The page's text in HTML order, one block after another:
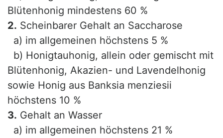
Blütenhonig mindestens 60 %
2. Scheinbarer Gehalt an Saccharose
a) im allgemeinen höchstens 5 %
b) Honigtauhonig, allein oder gemischt mit
Blütenhonig, Akazien- und Lavendelhonig
sowie Honig aus Banksia menziesii
höchstens 10 %
3. Gehalt an Wasser
a) im allgemeinen höchstens 21 %